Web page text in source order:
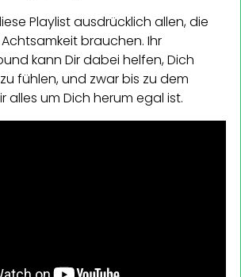
Playlist ausdrücklich allen, die
brauchen. Ihr
kann Dir dabei helfen, Dich
fühlen, und zwar bis zu dem
alles um Dich herum egal ist.